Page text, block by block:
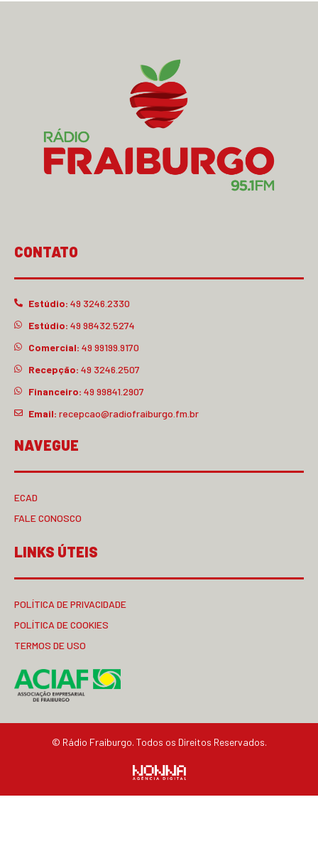
CONTATO
Estúdio: 49 3246.2330
Estúdio: 49 98432.5274
Comercial: 49 99199.9170
Recepção: 49 3246.2507
Financeiro: 49 99841.2907
Email: recepcao@radiofraiburgo.fm.br
NAVEGUE
ECAD
FALE CONOSCO
LINKS ÚTEIS
POLÍTICA DE PRIVACIDADE
POLÍTICA DE COOKIES
TERMOS DE USO
© Rádio Fraiburgo. Todos os Direitos Reservados.